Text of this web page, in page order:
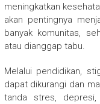
meningkatkan
akan pentingnya
banyak komunitas,
atau dianggap tabu.
Melalui pendidikan,
dapat dikurangi dan
tanda stres,